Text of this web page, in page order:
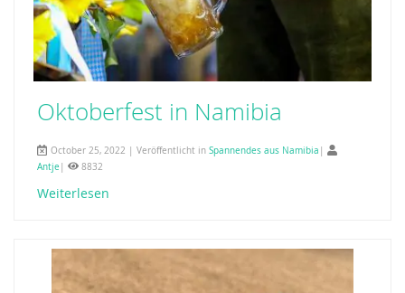
Oktoberfest in Namibia
October 25, 2022 | Veröffentlicht in Spannendes aus Namibia
Antje
8832
Weiterlesen